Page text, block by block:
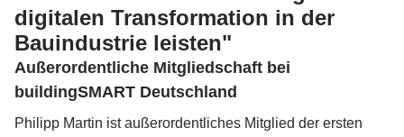
digitalen Transformation in der
Bauindustrie leisten"
Außerordentliche Mitgliedschaft bei
buildingSMART Deutschland
Philipp Martin ist außerordentliches Mitglied der ersten